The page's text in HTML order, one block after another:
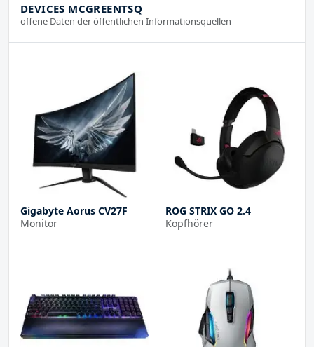
DEVICES MCGREENTSQ
offene Daten der öffentlichen Informationsquellen
Gigabyte Aorus CV27F
Monitor
ROG STRIX GO 2.4
Kopfhörer